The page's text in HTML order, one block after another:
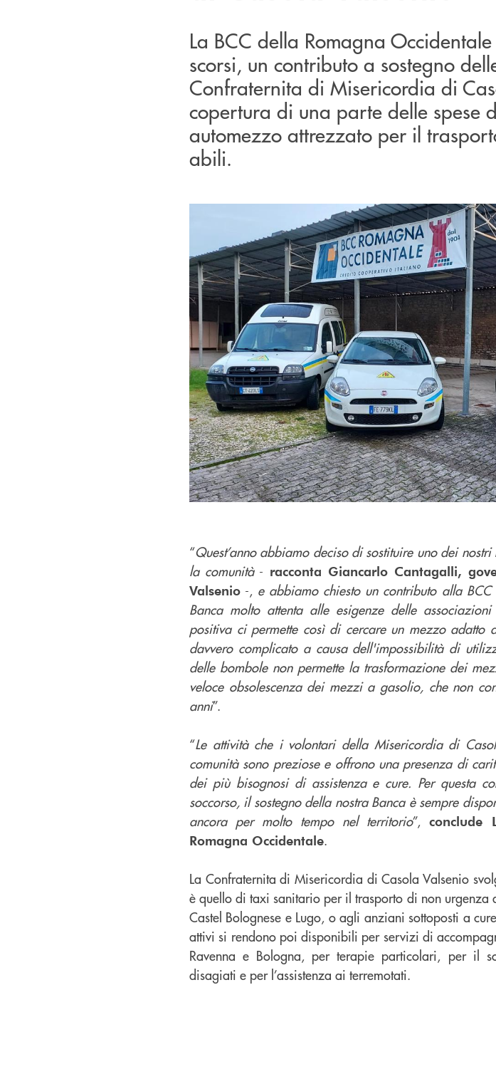
La BCC della Romagna
scorsi, un contributo a sostegno
Confraternita di Misericordia di
copertura di una parte delle spese
automezzo attrezzato per il
abili.
“Quest’anno abbiamo deciso di sostituire uno dei
la comunità- racconta Giancarlo Cantagalli,
Valsenio -, e abbiamo chiesto un contributo alla
Banca molto attenta alle esigenze delle
positiva ci permette così di cercare un mezzo adatto
davvero complicato a causa dell'impossibilità di
delle bombole non permette la trasformazione dei
veloce obsolescenza dei mezzi a gasolio, che non
anni”.
“Le attività che i volontari della Misericordia di
comunità sono preziose e offrono una presenza di
dei più bisognosi di assistenza e cure. Per questa
soccorso, il sostegno della nostra Banca è sempre
ancora per molto tempo nel territorio”, conclude
Romagna Occidentale.
La Confraternita di Misericordia di Casola Valsenio
è quello di taxi sanitario per il trasporto di non
Castel Bolognese e Lugo, o agli anziani sottoposti a
attivi si rendono poi disponibili per servizi di
Ravenna e Bologna, per terapie particolari, per il
disagiati e per l’assistenza ai terremotati.